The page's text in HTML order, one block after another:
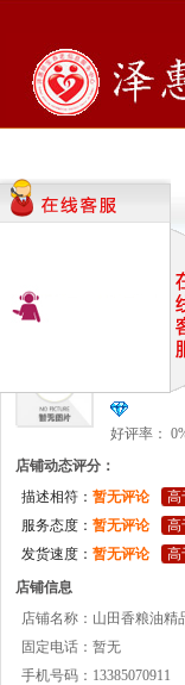
山田香粮油精品经营
山田香粮
好评率：
店铺动态评分：
描述相符： 暂无评论 高
服务态度： 暂无评论 高
发货速度： 暂无评论 高
店铺信息
店铺名称： 山田香粮油精
固定电话： 暂无
手机号码： 13385070911